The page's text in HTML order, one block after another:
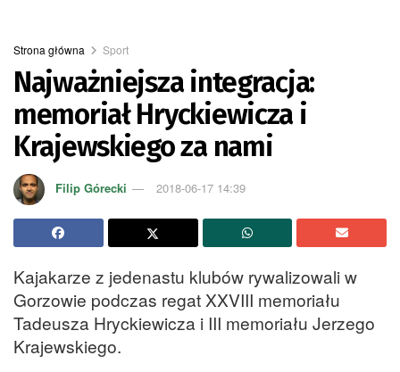
Strona główna Sport
Najważniejsza integracja:
memoriał Hryckiewicza i
Krajewskiego za nami
Filip Górecki 2018-06-17 14:39
Kajakarze z jedenastu klubów rywalizowali w
Gorzowie podczas regat XXVIII memoriału
Tadeusza Hryckiewicza i III memoriału Jerzego
Krajewskiego.